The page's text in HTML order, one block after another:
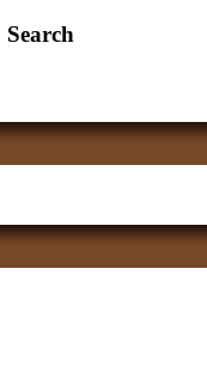
Search